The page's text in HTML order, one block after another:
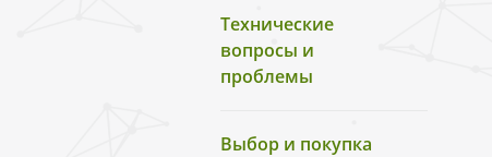
Технические
вопросы и
проблемы
Выбор и покупка